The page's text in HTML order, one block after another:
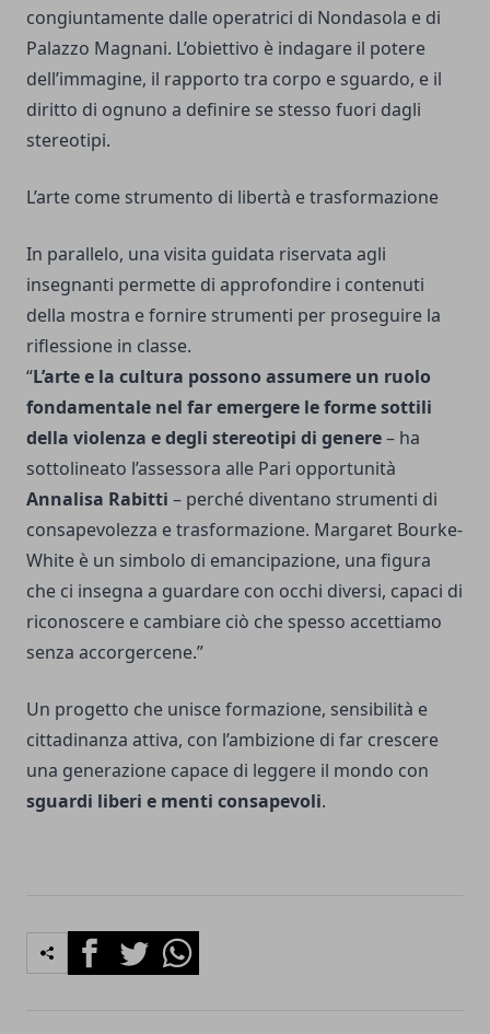
congiuntamente dalle operatrici di Nondasola e di
Palazzo Magnani. L’obiettivo è indagare il potere
dell’immagine, il rapporto tra corpo e sguardo, e il
diritto di ognuno a definire se stesso fuori dagli
stereotipi.
L’arte come strumento di libertà e trasformazione
In parallelo, una visita guidata riservata agli
insegnanti permette di approfondire i contenuti
della mostra e fornire strumenti per proseguire la
riflessione in classe.
“L’arte e la cultura possono assumere un ruolo
fondamentale nel far emergere le forme sottili
della violenza e degli stereotipi di genere– ha
sottolineato l’assessora alle Pari opportunità
Annalisa Rabitti – perché diventano strumenti di
consapevolezza e trasformazione. Margaret Bourke-
White è un simbolo di emancipazione, una figura
che ci insegna a guardare con occhi diversi, capaci di
riconoscere e cambiare ciò che spesso accettiamo
senza accorgercene.”
Un progetto che unisce formazione, sensibilità e
cittadinanza attiva, con l’ambizione di far crescere
una generazione capace di leggere il mondo con
sguardi liberi e menti consapevoli.
FacebookTwitterWhatsapp